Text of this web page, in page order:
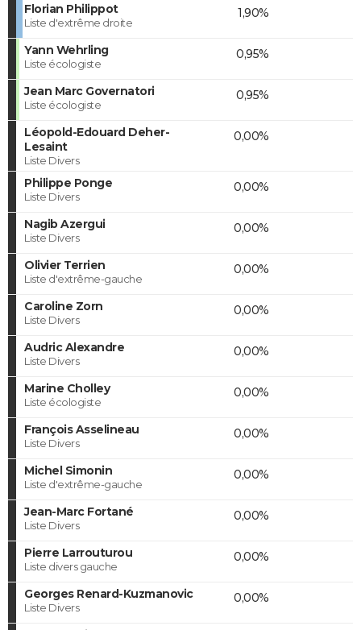
Florian Philippot
Liste d'extrême droite
1,90%
Yann Wehrling
Liste écologiste
0,95%
Jean Marc Governatori
Liste écologiste
0,95%
Léopold-Edouard Deher-
Lesaint
Liste Divers
0,00%
Philippe Ponge
Liste Divers
0,00%
Nagib Azergui
Liste Divers
0,00%
Olivier Terrien
Liste d'extrême-gauche
0,00%
Caroline Zorn
Liste Divers
0,00%
Audric Alexandre
Liste Divers
0,00%
Marine Cholley
Liste écologiste
0,00%
François Asselineau
Liste Divers
0,00%
Michel Simonin
Liste d'extrême-gauche
0,00%
Jean-Marc Fortané
Liste Divers
0,00%
Pierre Larrouturou
Liste divers gauche
0,00%
Georges Renard-Kuzmanovic
Liste Divers
0,00%